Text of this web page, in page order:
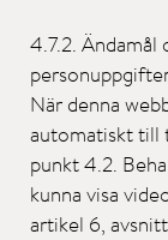
4.7.2.
När denna
automatiskt till
punkt 4.2.
kunna visa
artikel 6,